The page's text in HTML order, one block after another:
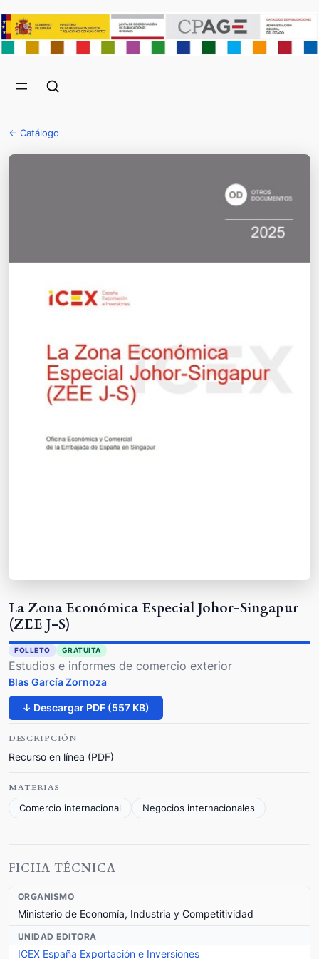
← Catálogo
La Zona Económica Especial Johor-Singapur
(ZEE J-S)
FOLLETO GRATUITA
Estudios e informes de comercio exterior
Blas García Zornoza
↓ Descargar PDF (557 KB)
DESCRIPCIÓN
Recurso en línea (PDF)
MATERIAS
Comercio internacional
Negocios internacionales
FICHA TÉCNICA
ORGANISMO
Ministerio de Economía, Industria y Competitividad
UNIDAD EDITORA
ICEX España Exportación e Inversiones